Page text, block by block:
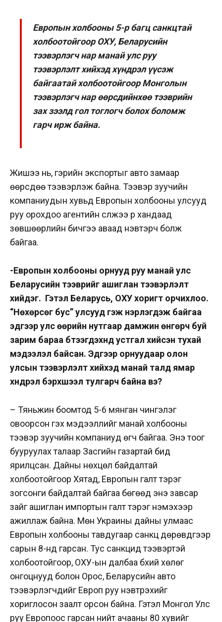
Европын холбооны 5-р багц санкцтай
холбоотойгоор ОХУ, Беларусийн
тээвэрлэгч нар манай улс руу
тээвэрлэлт хийхэд хүндрэл үүсэж
байгаатай холбоотойгоор Монголын
тээвэрлэгч нар өөрсдийнхөө тээврийн
зах зээлд гол тоглогч болох боломж
гарч ирж байна.
Жишээ нь, гэрийн экспортыг авто замаар
өөрсдөө тээвэрлэж байна. Тээвэр зуучийн
компаниудын хувьд Европын холбооны улсууд
руу орохдоо агентийн сүлжээ рүү хандаад
зөвшөөрлийн бичгээ аваад нэвтэрч болж
байгаа.
-Европын холбооны орнууд руу манай улс
Беларусийн тээврийг ашиглан тээвэрлэлт
хийдэг. Гэтэл Беларусь, ОХУ хоригт орчихлоо.
“Нөхөрсөг бус” улсууд гэж нэрлэгдэж байгаа
эдгээр улс өөрийн нутгаар дамжин өнгөрч буй
зарим бараа бүтээгдэхүүнд устгал хийсэн тухай
мэдээлэл байсан. Эдгээр орнуудаар олон
улсын тээвэрлэлт хийхэд манай талд ямар
хүндрэл бэрхшээл тулгарч байна вэ?
– Тяньжин боомтод 5-6 мянган чингэлэг
овоорсон гэх мэдээллийг манай холбооны
тээвэр зуучийн компаниуд өгч байгаа. Энэ тоог
бууруулах талаар Засгийн газартай бид
ярилцсан. Дайны нөхцөл байдалтай
холбоотойгоор Хятад, Европын галт тэрэг
зогсонги байдалтай байгаа бөгөөд энэ завсар
зайг ашиглан импортын галт тэрэг нэмэхээр
ажиллаж байна. Мөн Украины дайны улмаас
Европын холбооны тавдугаар санкц дөрөвдүгээр
сарын 8-нд гарсан. Тус санкцид тээвэртэй
холбоотойгоор, ОХУ-ын далбаа бүхий хөлөг
онгоцнууд болон Орос, Беларусийн авто
тээвэрлэгчдийг Европ руу нэвтрэхийг
хориглосон заалт орсон байна. Гэтэл Монгол Улс
руу Европоос гарсан нийт ачааны 80 хувийг